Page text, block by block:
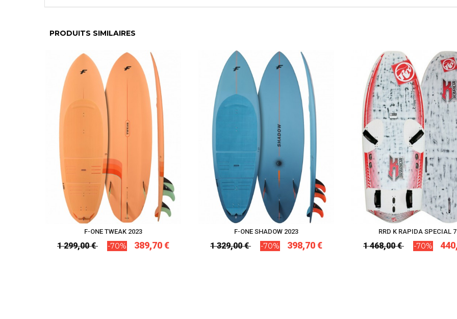
PRODUITS SIMILAIRES
F-ONE TWEAK 2023
1 299,00 € -70% 389,70 €
F-ONE SHADOW 2023
1 329,00 € -70% 398,70 €
RRD K RAPIDA SPECIAL
1 468,00 € -70%